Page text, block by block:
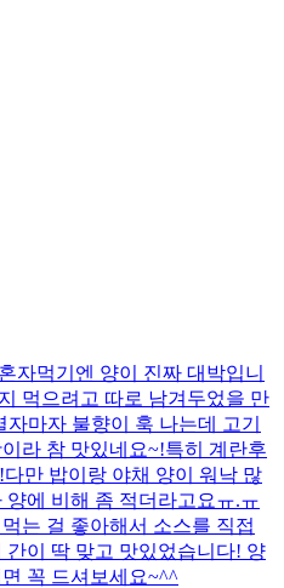
자먹기엔 양이 진짜 대박입니
먹으려고 따로 남겨두었을 만
마자 불향이 훅 나는데 고기
라 참 맛있네요~!특히 계란후
만 밥이랑 야채 양이 워낙 많
에 비해 좀 적더라고요ㅠ.ㅠ
는 걸 좋아해서 소스를 직접
이 딱 맞고 맛있었습니다! 양
꼭 드셔보세요~^^